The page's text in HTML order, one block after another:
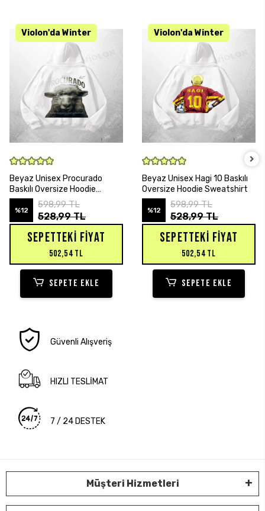
Beyaz Unisex Procurado
Baskılı Oversize Hoodie
Sweatshirt
%12
598,99 TL
528,99 TL
SEPETTEKI FIYAT
502,54 TL
SEPETE EKLE
Beyaz Unisex Hagi 10 Baskılı
Oversize Hoodie Sweatshirt
%12
598,99 TL
528,99 TL
SEPETTEKI FIYAT
502,54 TL
SEPETE EKLE
Güvenli Alışveriş
HIZLI TESLİMAT
7 / 24 DESTEK
Müşteri Hizmetleri